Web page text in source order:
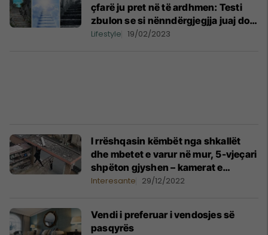
çfarë ju pret në të ardhmen: Testi
zbulon se si nënndërgjegjja juaj do
të ndikojë në të
Lifestyle 19/02/2023
I rrëshqasin këmbët nga shkallët
dhe mbetet e varur në mur, 5-vjeçari
shpëton gjyshen – kamerat e
sigurisë filmojnë veprimin heroik të
Interesante 29/12/2022
Vendi i preferuar i vendosjes së
pasqyrës